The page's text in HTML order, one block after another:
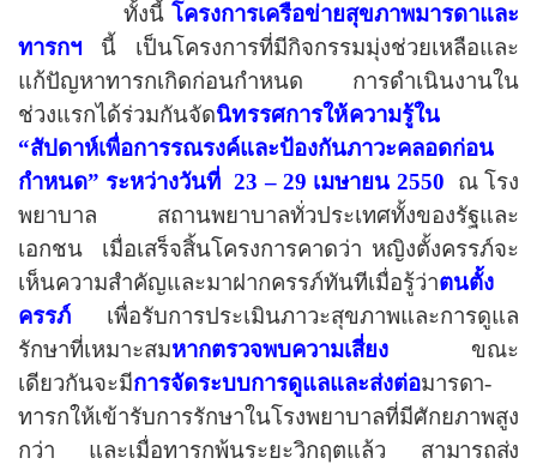
ทั้งนี้ โครงการเครือข่ายสุขภาพมารดาและ
ทารกฯ
นี้ เป็นโครงการที่มีกิจกรรมมุ่งช่วยเหลือและ
แก้ปัญหาทารกเกิดก่อนกำหนด
การดำเนินงานใน
ช่วงแรกได้ร่วมกันจัดนิทรรศการให้ความรู้ใน
“สัปดาห์เพื่อการรณรงค์และป้องกันภาวะคลอดก่อน
กำหนด” ระหว่างวันที่ 23 – 29 เมษายน 2550
ณ โรง
พยาบาล สถานพยาบาลทั่วประเทศทั้งของรัฐและ
เอกชน
เมื่อเสร็จสิ้นโครงการคาดว่า หญิงตั้งครรภ์จะ
เห็นความสำคัญและมาฝากครรภ์ทันทีเมื่อรู้ว่าตนตั้ง
ครรภ์
เพื่อรับการประเมินภาวะสุขภาพและการดูแล
รักษาที่เหมาะสมหากตรวจพบความเสี่ยง ขณะ
เดียวกันจะมีการจัดระบบการดูแลและส่งต่อมารดา-
ทารกให้เข้ารับการรักษาในโรงพยาบาลที่มีศักยภาพสูง
กว่า
และเมื่อทารกพ้นระยะวิกฤตแล้ว สามารถส่ง